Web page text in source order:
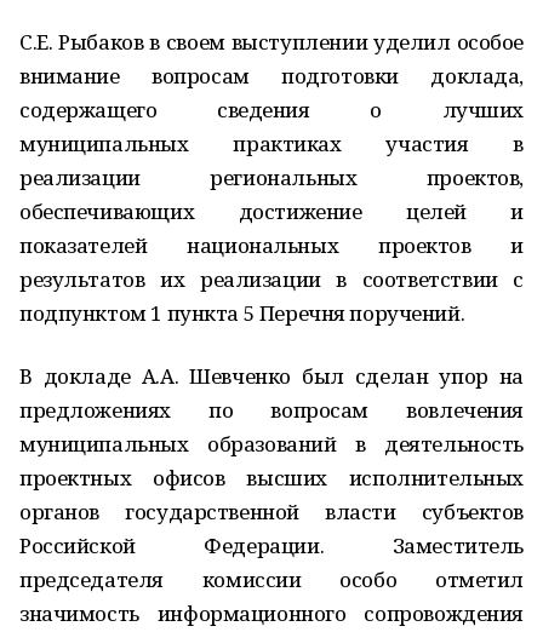
С.Е. Рыбаков в своем выступлении уделил особое
внимание вопросам подготовки доклада,
содержащего сведения о лучших
муниципальных практиках участия в
реализации региональных проектов,
обеспечивающих достижение целей и
показателей национальных проектов и
результатов их реализации в соответствии с
подпунктом 1 пункта 5 Перечня поручений.
В докладе А.А. Шевченко был сделан упор на
предложениях по вопросам вовлечения
муниципальных образований в деятельность
проектных офисов высших исполнительных
органов государственной власти субъектов
Российской Федерации. Заместитель
председателя комиссии особо отметил
значимость информационного сопровождения